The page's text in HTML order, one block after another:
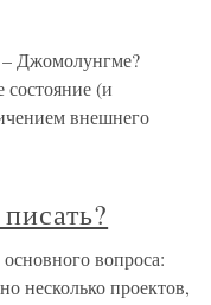
– Джомолунгме?
состояние (и
внешнего
вопроса:
несколько проектов,